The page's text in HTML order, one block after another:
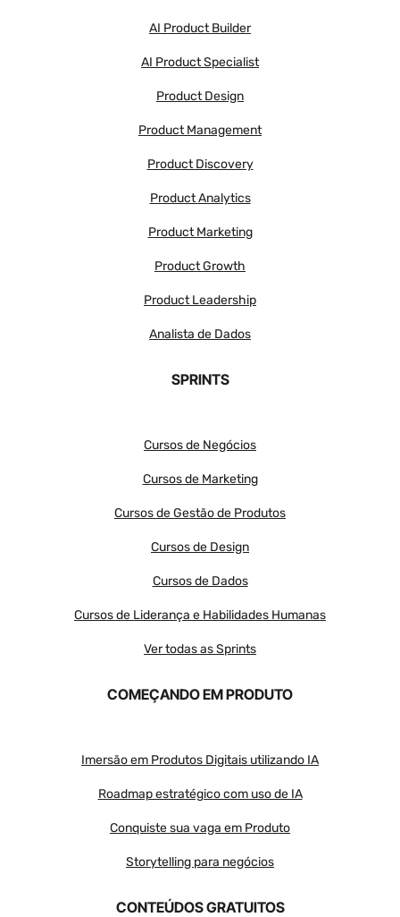
AI Product Builder
AI Product Specialist
Product Design
Product Management
Product Discovery
Product Analytics
Product Marketing
Product Growth
Product Leadership
Analista de Dados
SPRINTS
Cursos de Negócios
Cursos de Marketing
Cursos de Gestão de Produtos
Cursos de Design
Cursos de Dados
Cursos de Liderança e Habilidades Humanas
Ver todas as Sprints
COMEÇANDO EM PRODUTO
Imersão em Produtos Digitais utilizando IA
Roadmap estratégico com uso de IA
Conquiste sua vaga em Produto
Storytelling para negócios
CONTEÚDOS GRATUITOS